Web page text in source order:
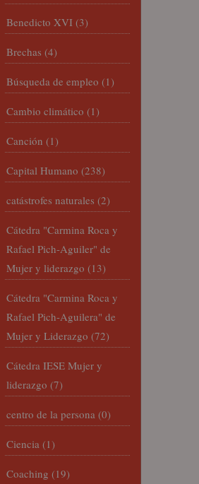
Benedicto XVI (3)
Brechas (4)
Búsqueda de empleo (1)
Cambio climático (1)
Canción (1)
Capital Humano (238)
catástrofes naturales (2)
Cátedra "Carmina Roca y
Rafael Pich-Aguiler" de
Mujer y liderazgo (13)
Cátedra "Carmina Roca y
Rafael Pich-Aguilera" de
Mujer y Liderazgo (72)
Cátedra IESE Mujer y
liderazgo (7)
centro de la persona (0)
Ciencia (1)
Coaching (19)